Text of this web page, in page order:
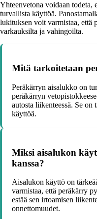
Yhteenvetona voidaan todeta,
turvallista käyttöä.
lukituksen voit varmistaa, että
varkauksilta ja vahingoilta.
Mitä tarkoitetaan
Peräkärryn aisalukko on
peräkärryn
autosta liikenteessä. Se on
käyttöä.
Miksi aisalukon
kanssa?
Aisalukon käyttö on
varmistaa, että peräkärry
estää sen irtoamisen
onnettomuudet.